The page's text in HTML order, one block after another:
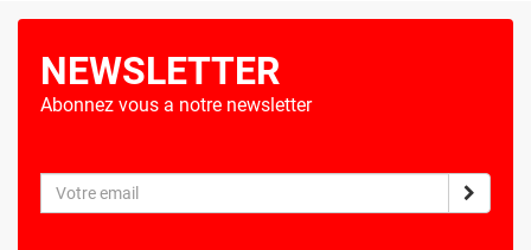
NEWSLETTER
Abonnez vous a notre newsletter